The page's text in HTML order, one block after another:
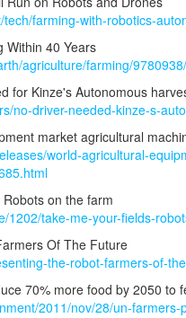
farming-with-robotics-
Within 40 Years
agriculture/farming/
for Kinze's Autonomous
no-driver-needed-kinze-s-
market agricultural
world-agricultural-
on the farm
1202/take-me-your-fields-
Of The Future
the-robot-farmers-of-
70% more food by 2050 to
2011/nov/28/un-